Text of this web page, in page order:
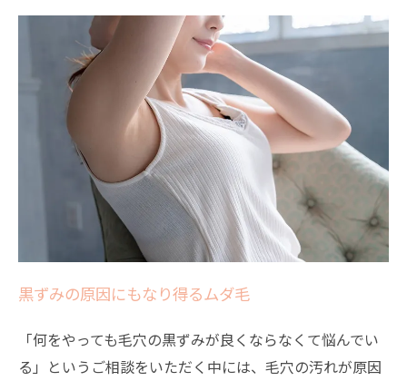
黒ずみの原因にもなり得るムダ毛
「何をやっても毛穴の黒ずみが良くならなくて悩んでい
る」というご相談をいただく中には、毛穴の汚れが原因